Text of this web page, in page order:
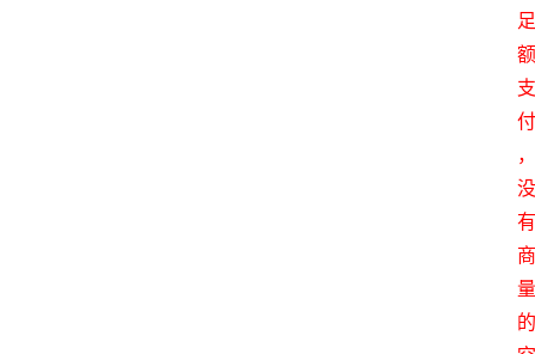
足
额
支
付
，
没
有
商
量
的